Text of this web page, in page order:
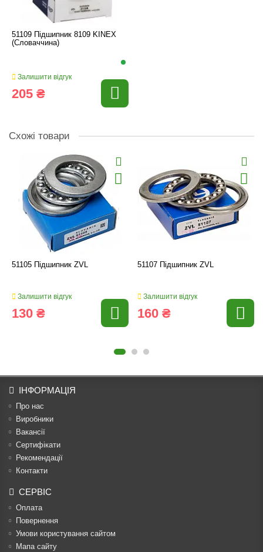
51109 Підшипник 8109 KINEX
(Словаччина)
Залишити відгук
205 ₴
Схожі товари
51105 Підшипник ZVL
Залишити відгук
130 ₴
51107 Підшипник ZVL
Залишити відгук
160 ₴
ІНФОРМАЦІЯ
Про нас
Виробники
Вакансії
Сертифікати
Рекомендації
Контакти
СЕРВІС
Оплата
Повернення
Умови користування сайтом
Мапа сайту